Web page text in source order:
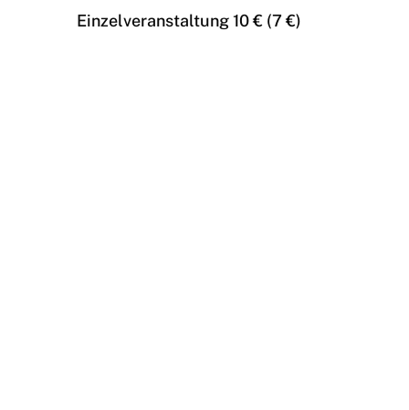
Einzelveranstaltung 10 € (7 €)